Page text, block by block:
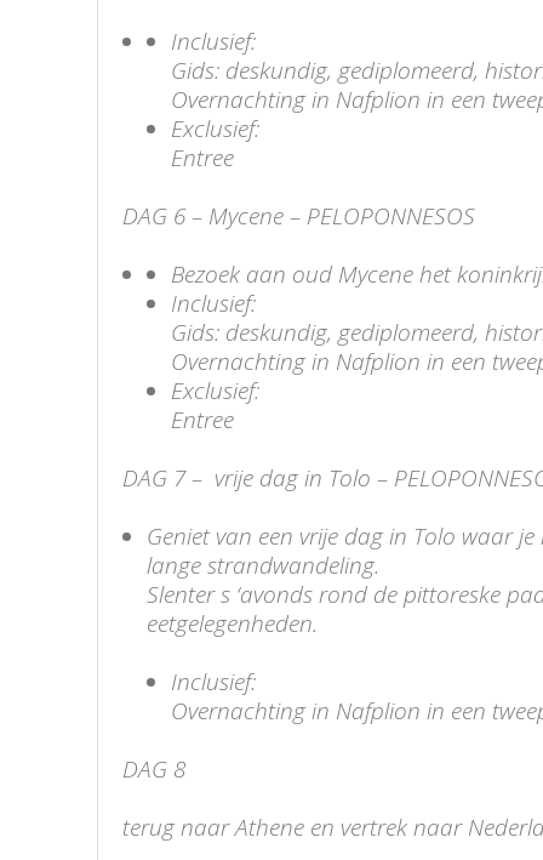
Inclusief:
Gids: deskundig, gediplomeerd,
Overnachting in Nafplion in een
Exclusief:
Entree
DAG 6 – Mycene – PELOPONNESOS
Bezoek aan oud Mycene het
Inclusief:
Gids: deskundig, gediplomeerd,
Overnachting in Nafplion in een
Exclusief:
Entree
DAG 7 – vrije dag in Tolo –
Geniet van een vrije dag in Tolo waar
lange strandwandeling.
Slenter s ‘avonds rond de pittoreske
eetgelegenheden.
Inclusief:
Overnachting in Nafplion in een
DAG 8
terug naar Athene en vertrek naar